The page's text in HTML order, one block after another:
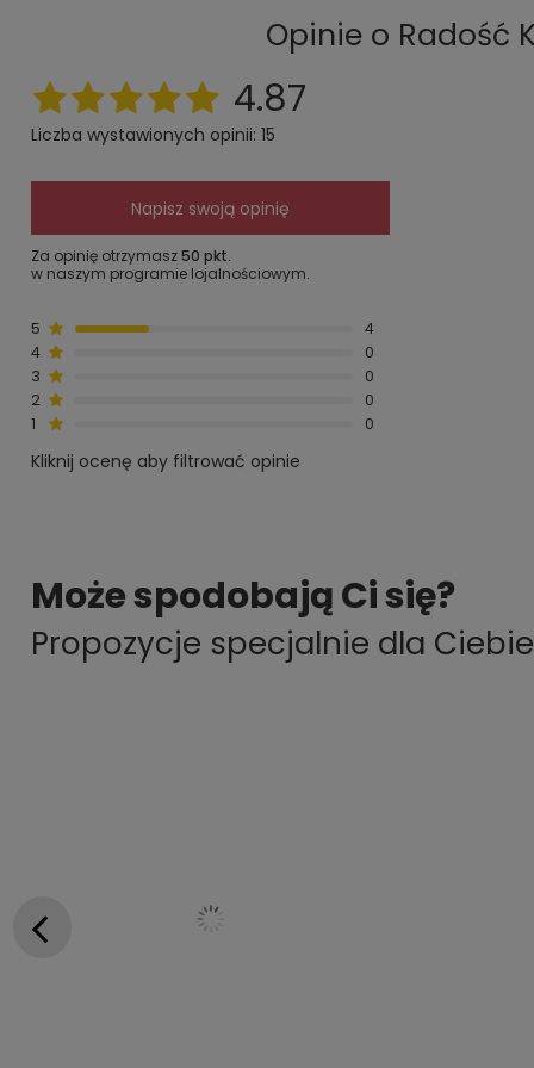
Opinie o Radość
4.87
Liczba wystawionych opinii: 15
Napisz swoją opinię
Za opinię otrzymasz50 pkt.
w naszym programie lojalnościowym.
5
4
4
0
3
0
2
0
1
0
Kliknij ocenę aby filtrować opinie
Może spodobają Ci się?
Propozycje specjalnie dla Ciebie